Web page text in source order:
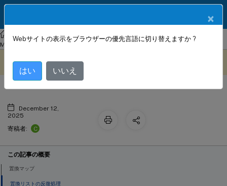
NetScalerConsole on-prem
NetScaler Application Delivery
Management 14.1
翻訳されています。
置換
December 12,
2025
寄稿者:
C
この記事の概要
置換マップ
置換リストの反復処理
×
Webサイトの表示をブラウザーの優先言語に切り替えますか ?
はい いいえ